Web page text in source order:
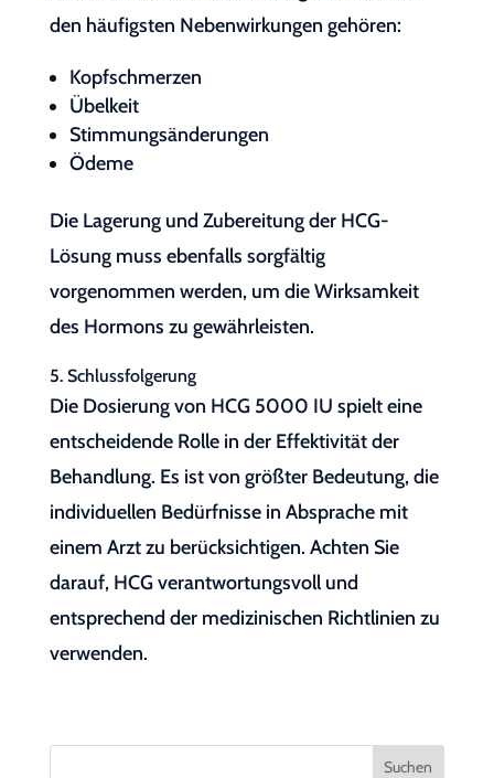
den häufigsten Nebenwirkungen gehören:
Kopfschmerzen
Übelkeit
Stimmungsänderungen
Ödeme
Die Lagerung und Zubereitung der HCG-
Lösung muss ebenfalls sorgfältig
vorgenommen werden, um die Wirksamkeit
des Hormons zu gewährleisten.
5. Schlussfolgerung
Die Dosierung von HCG 5000 IU spielt eine
entscheidende Rolle in der Effektivität der
Behandlung. Es ist von größter Bedeutung, die
individuellen Bedürfnisse in Absprache mit
einem Arzt zu berücksichtigen. Achten Sie
darauf, HCG verantwortungsvoll und
entsprechend der medizinischen Richtlinien zu
verwenden.
Suchen